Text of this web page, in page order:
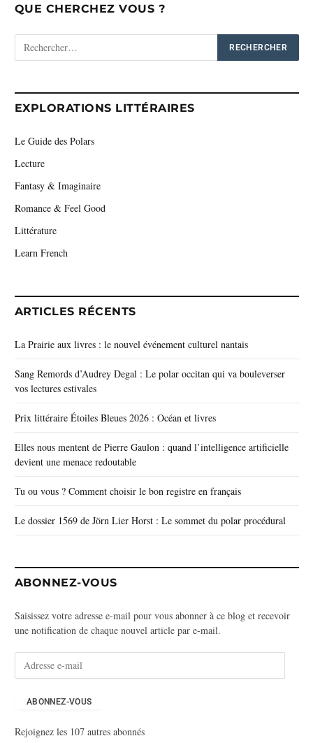
QUE CHERCHEZ VOUS ?
EXPLORATIONS LITTÉRAIRES
Le Guide des Polars
Lecture
Fantasy & Imaginaire
Romance & Feel Good
Littérature
Learn French
ARTICLES RÉCENTS
La Prairie aux livres : le nouvel événement culturel nantais
Sang Remords d’Audrey Degal : Le polar occitan qui va bouleverser
vos lectures estivales
Prix littéraire Étoiles Bleues 2026 : Océan et livres
Elles nous mentent de Pierre Gaulon : quand l’intelligence artificielle
devient une menace redoutable
Tu ou vous ? Comment choisir le bon registre en français
Le dossier 1569 de Jörn Lier Horst : Le sommet du polar procédural
ABONNEZ-VOUS
Saisissez votre adresse e-mail pour vous abonner à ce blog et recevoir
une notification de chaque nouvel article par e-mail.
s
ABONNEZ-VOUS
Rejoignez les 107 autres abonnés